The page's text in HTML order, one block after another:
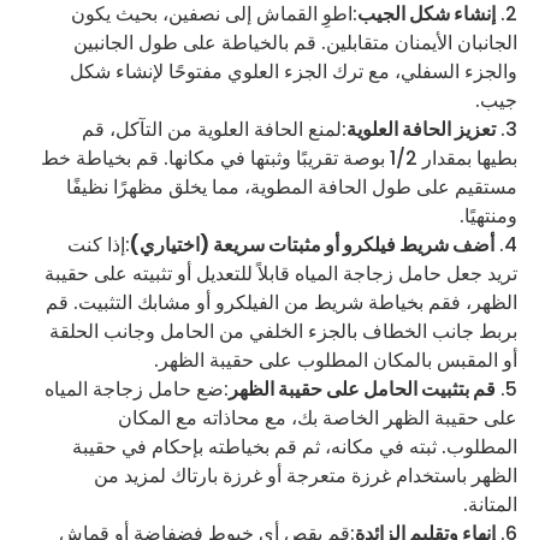
إنشاء شكل الجيب:اطوِ القماش إلى نصفين، بحيث يكون
الجانبان الأيمنان متقابلين. قم بالخياطة على طول الجانبين
والجزء السفلي، مع ترك الجزء العلوي مفتوحًا لإنشاء شكل
جيب.
تعزيز الحافة العلوية:لمنع الحافة العلوية من التآكل، قم
بطيها بمقدار 1/2 بوصة تقريبًا وثبتها في مكانها. قم بخياطة خط
مستقيم على طول الحافة المطوية، مما يخلق مظهرًا نظيفًا
ومنتهيًا.
أضف شريط فيلكرو أو مثبتات سريعة (اختياري):إذا كنت
تريد جعل حامل زجاجة المياه قابلاً للتعديل أو تثبيته على حقيبة
الظهر، فقم بخياطة شريط من الفيلكرو أو مشابك التثبيت. قم
بربط جانب الخطاف بالجزء الخلفي من الحامل وجانب الحلقة
أو المقبس بالمكان المطلوب على حقيبة الظهر.
قم بتثبيت الحامل على حقيبة الظهر:ضع حامل زجاجة المياه
على حقيبة الظهر الخاصة بك، مع محاذاته مع المكان
المطلوب. ثبته في مكانه، ثم قم بخياطته بإحكام في حقيبة
الظهر باستخدام غرزة متعرجة أو غرزة بارتاك لمزيد من
المتانة.
إنهاء وتقليم الزائدة:قم بقص أي خيوط فضفاضة أو قماش